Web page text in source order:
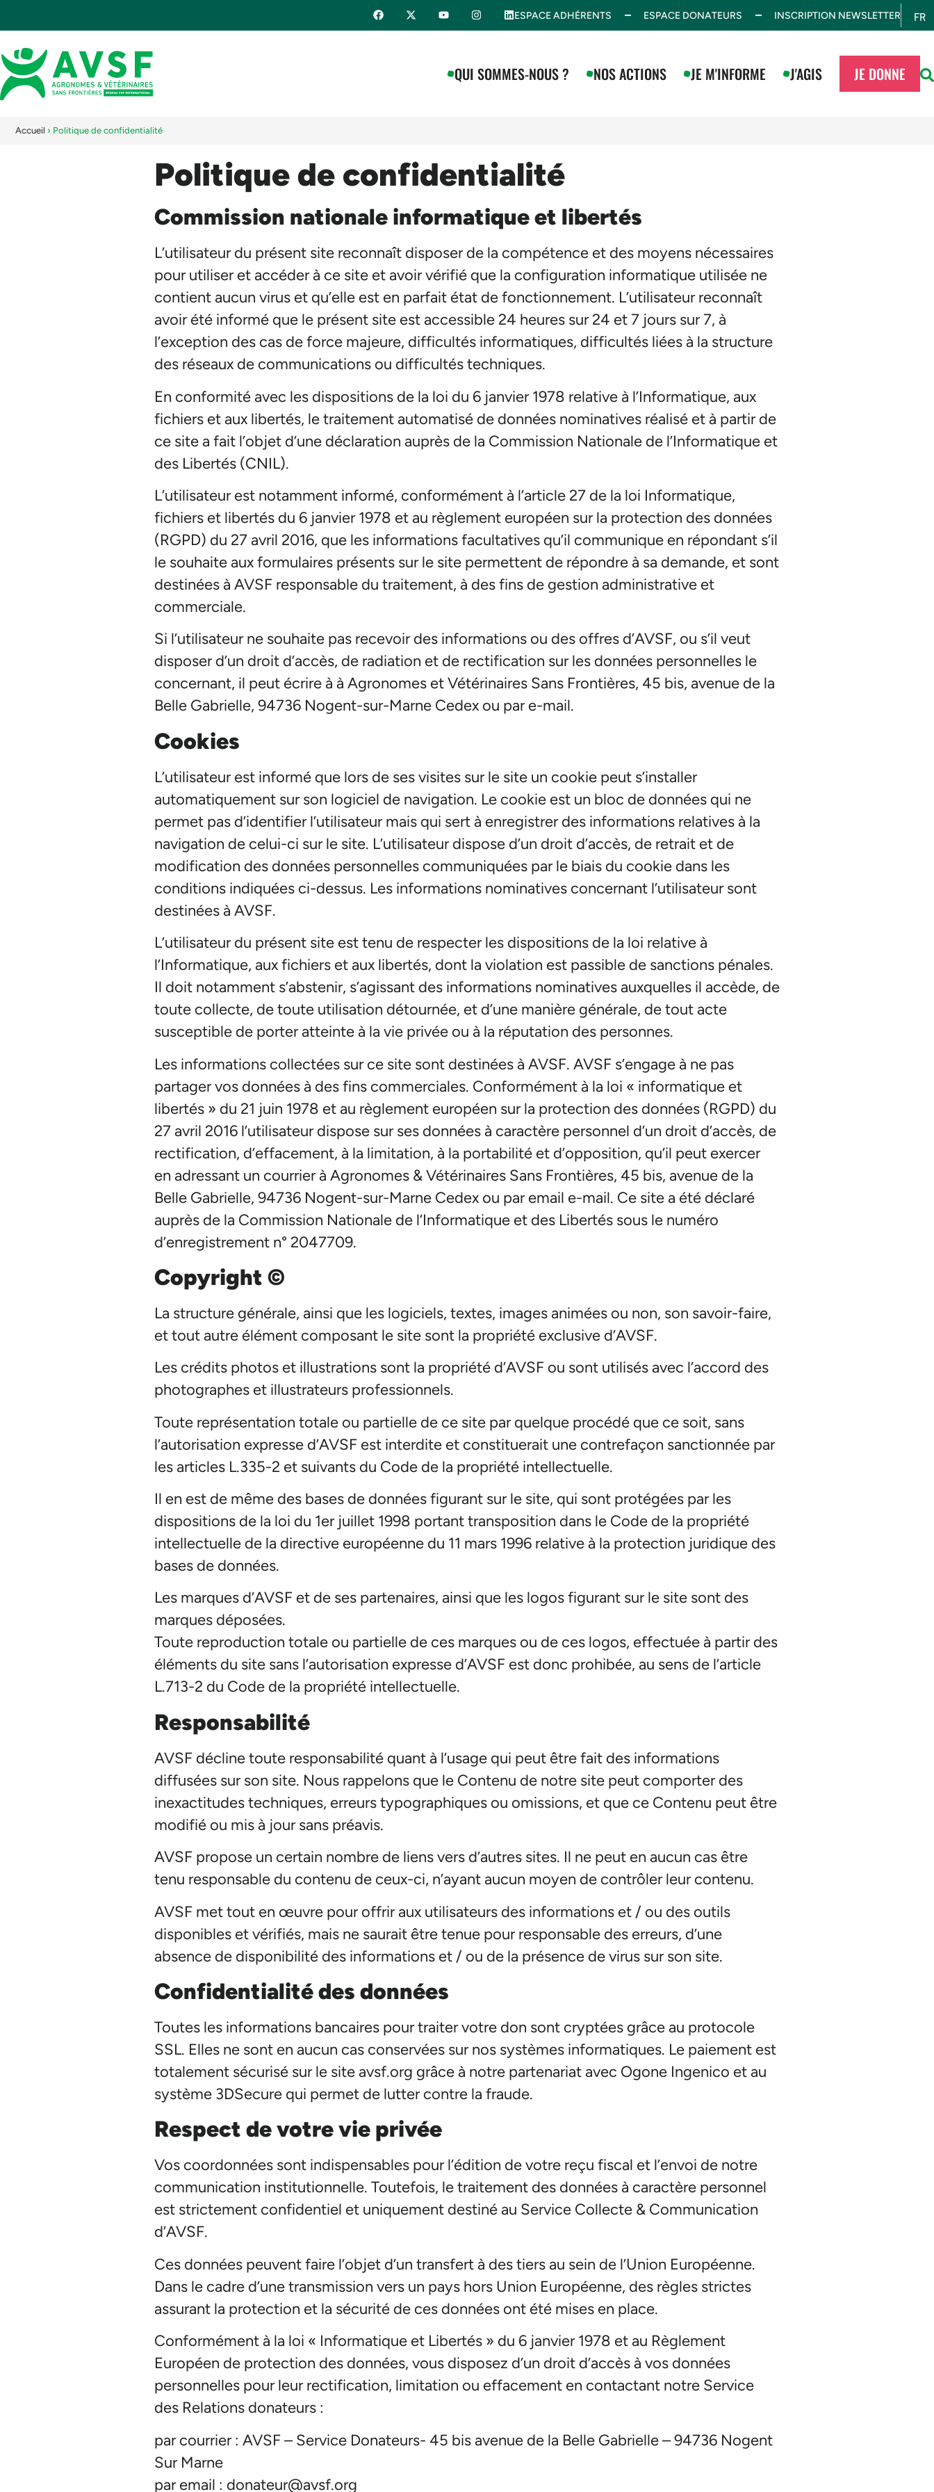
ESPACE ADHÉRENTS ESPACE DONATEURS INSCRIPTION NEWSLETTER FR
ES
QUI SOMMES-NOUS ? NOS ACTIONS JE M'INFORME J'AGIS JE DONNE
Accueil › Politique de confidentialité
Politique de confidentialité
Commission nationale informatique et libertés
L’utilisateur du présent site reconnaît disposer de la compétence et des moyens nécessaires
pour utiliser et accéder à ce site et avoir vérifié que la configuration informatique utilisée ne
contient aucun virus et qu’elle est en parfait état de fonctionnement. L’utilisateur reconnaît
avoir été informé que le présent site est accessible 24 heures sur 24 et 7 jours sur 7, à
l’exception des cas de force majeure, difficultés informatiques, difficultés liées à la structure
des réseaux de communications ou difficultés techniques.
En conformité avec les dispositions de la loi du 6 janvier 1978 relative à l’Informatique, aux
fichiers et aux libertés, le traitement automatisé de données nominatives réalisé et à partir de
ce site a fait l’objet d’une déclaration auprès de la Commission Nationale de l’Informatique et
des Libertés (CNIL).
L’utilisateur est notamment informé, conformément à l’article 27 de la loi Informatique,
fichiers et libertés du 6 janvier 1978 et au règlement européen sur la protection des données
(RGPD) du 27 avril 2016, que les informations facultatives qu’il communique en répondant s’il
le souhaite aux formulaires présents sur le site permettent de répondre à sa demande, et sont
destinées à AVSF responsable du traitement, à des fins de gestion administrative et
commerciale.
Si l’utilisateur ne souhaite pas recevoir des informations ou des offres d’AVSF, ou s’il veut
disposer d’un droit d’accès, de radiation et de rectification sur les données personnelles le
concernant, il peut écrire à à Agronomes et Vétérinaires Sans Frontières, 45 bis, avenue de la
Belle Gabrielle, 94736 Nogent-sur-Marne Cedex ou par e-mail.
Cookies
L’utilisateur est informé que lors de ses visites sur le site un cookie peut s’installer
automatiquement sur son logiciel de navigation. Le cookie est un bloc de données qui ne
permet pas d’identifier l’utilisateur mais qui sert à enregistrer des informations relatives à la
navigation de celui-ci sur le site. L’utilisateur dispose d’un droit d’accès, de retrait et de
modification des données personnelles communiquées par le biais du cookie dans les
conditions indiquées ci-dessus. Les informations nominatives concernant l’utilisateur sont
destinées à AVSF.
L’utilisateur du présent site est tenu de respecter les dispositions de la loi relative à
l’Informatique, aux fichiers et aux libertés, dont la violation est passible de sanctions pénales.
Il doit notamment s’abstenir, s’agissant des informations nominatives auxquelles il accède, de
toute collecte, de toute utilisation détournée, et d’une manière générale, de tout acte
susceptible de porter atteinte à la vie privée ou à la réputation des personnes.
Les informations collectées sur ce site sont destinées à AVSF. AVSF s’engage à ne pas
partager vos données à des fins commerciales. Conformément à la loi « informatique et
libertés » du 21 juin 1978 et au règlement européen sur la protection des données (RGPD) du
27 avril 2016 l’utilisateur dispose sur ses données à caractère personnel d’un droit d’accès, de
rectification, d’effacement, à la limitation, à la portabilité et d’opposition, qu’il peut exercer
en adressant un courrier à Agronomes & Vétérinaires Sans Frontières, 45 bis, avenue de la
Belle Gabrielle, 94736 Nogent-sur-Marne Cedex ou par email e-mail. Ce site a été déclaré
auprès de la Commission Nationale de l’Informatique et des Libertés sous le numéro
d’enregistrement n° 2047709.
Copyright ©
La structure générale, ainsi que les logiciels, textes, images animées ou non, son savoir-faire,
et tout autre élément composant le site sont la propriété exclusive d’AVSF.
Les crédits photos et illustrations sont la propriété d’AVSF ou sont utilisés avec l’accord des
photographes et illustrateurs professionnels.
Toute représentation totale ou partielle de ce site par quelque procédé que ce soit, sans
l’autorisation expresse d’AVSF est interdite et constituerait une contrefaçon sanctionnée par
les articles L.335-2 et suivants du Code de la propriété intellectuelle.
Il en est de même des bases de données figurant sur le site, qui sont protégées par les
dispositions de la loi du 1er juillet 1998 portant transposition dans le Code de la propriété
intellectuelle de la directive européenne du 11 mars 1996 relative à la protection juridique des
bases de données.
Les marques d’AVSF et de ses partenaires, ainsi que les logos figurant sur le site sont des
marques déposées.
Toute reproduction totale ou partielle de ces marques ou de ces logos, effectuée à partir des
éléments du site sans l’autorisation expresse d’AVSF est donc prohibée, au sens de l’article
L.713-2 du Code de la propriété intellectuelle.
Responsabilité
AVSF décline toute responsabilité quant à l’usage qui peut être fait des informations
diffusées sur son site. Nous rappelons que le Contenu de notre site peut comporter des
inexactitudes techniques, erreurs typographiques ou omissions, et que ce Contenu peut être
modifié ou mis à jour sans préavis.
AVSF propose un certain nombre de liens vers d’autres sites. Il ne peut en aucun cas être
tenu responsable du contenu de ceux-ci, n’ayant aucun moyen de contrôler leur contenu.
AVSF met tout en œuvre pour offrir aux utilisateurs des informations et / ou des outils
disponibles et vérifiés, mais ne saurait être tenue pour responsable des erreurs, d’une
absence de disponibilité des informations et / ou de la présence de virus sur son site.
Confidentialité des données
Toutes les informations bancaires pour traiter votre don sont cryptées grâce au protocole
SSL. Elles ne sont en aucun cas conservées sur nos systèmes informatiques. Le paiement est
totalement sécurisé sur le site avsf.org grâce à notre partenariat avec Ogone Ingenico et au
système 3DSecure qui permet de lutter contre la fraude.
Respect de votre vie privée
Vos coordonnées sont indispensables pour l’édition de votre reçu fiscal et l’envoi de notre
communication institutionnelle. Toutefois, le traitement des données à caractère personnel
est strictement confidentiel et uniquement destiné au Service Collecte & Communication
d’AVSF.
Ces données peuvent faire l’objet d’un transfert à des tiers au sein de l’Union Européenne.
Dans le cadre d’une transmission vers un pays hors Union Européenne, des règles strictes
assurant la protection et la sécurité de ces données ont été mises en place.
Conformément à la loi « Informatique et Libertés » du 6 janvier 1978 et au Règlement
Européen de protection des données, vous disposez d’un droit d’accès à vos données
personnelles pour leur rectification, limitation ou effacement en contactant notre Service
des Relations donateurs :
par courrier : AVSF – Service Donateurs- 45 bis avenue de la Belle Gabrielle – 94736 Nogent
Sur Marne
par email : donateur@avsf.org